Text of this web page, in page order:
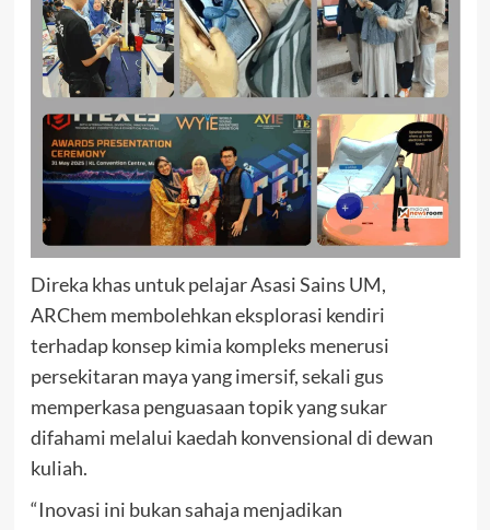
Direka khas untuk pelajar Asasi Sains UM,
ARChem membolehkan eksplorasi kendiri
terhadap konsep kimia kompleks menerusi
persekitaran maya yang imersif, sekali gus
memperkasa penguasaan topik yang sukar
difahami melalui kaedah konvensional di dewan
kuliah.
“Inovasi ini bukan sahaja menjadikan